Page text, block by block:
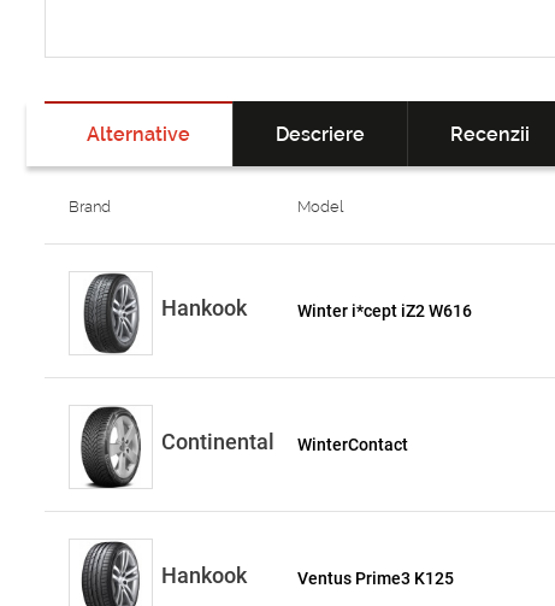
Alternative Descriere Recenzii
Brand Model
Hankook Winter i*cept iZ2 W616
Continental WinterContact
Hankook Ventus Prime3 K125